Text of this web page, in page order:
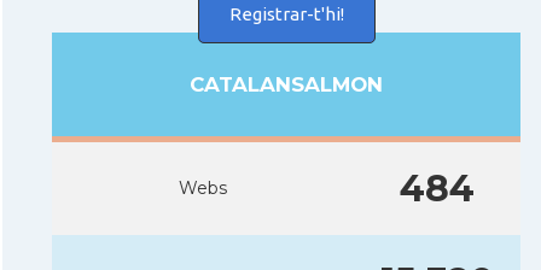
Registrar-t'hi!
CATALANSALMON
Webs 484